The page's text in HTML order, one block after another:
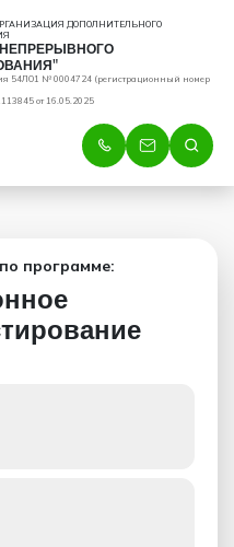
ДОПОЛНИТЕЛЬНОГО
54ЛО1 № 0004724 (регистрационный номер
от 16.05.2025
программе: